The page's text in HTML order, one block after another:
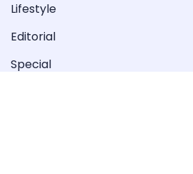
Lifestyle
Editorial
Special